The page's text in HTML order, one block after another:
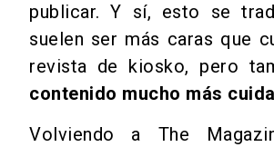
publicar. Y sí, esto se
suelen ser más caras que
revista de kiosko, pero
contenido mucho más
Volviendo a The